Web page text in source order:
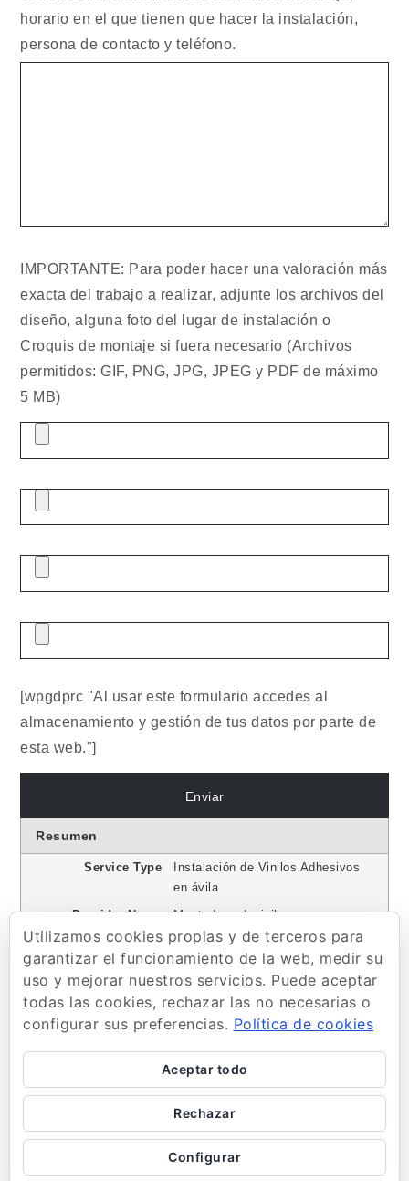
horario en el que tienen que hacer la instalación,
persona de contacto y teléfono.
IMPORTANTE: Para poder hacer una valoración más
exacta del trabajo a realizar, adjunte los archivos del
diseño, alguna foto del lugar de instalación o
Croquis de montaje si fuera necesario (Archivos
permitidos: GIF, PNG, JPG, JPEG y PDF de máximo
5 MB)
[wpgdprc "Al usar este formulario accedes al
almacenamiento y gestión de tus datos por parte de
esta web."]
Resumen
Service Type
Instalación de Vinilos Adhesivos
en ávila
Provider Name
Montadoresdevinilo.com,
Telephone No.600796436
Area
Ávila
Descripción
Contamos con los mejores
instaladores de vinilo en Ávila
para cualquier tipo de trabajo
Copyright © 2020 | Montadoresdevinilo.com | Fabulist by
Shark Themes|Política de Privacidad
Utilizamos cookies propias y de terceros para
garantizar el funcionamiento de la web, medir su
uso y mejorar nuestros servicios. Puede aceptar
todas las cookies, rechazar las no necesarias o
configurar sus preferencias. Política de cookies
Aceptar todo
Rechazar
Configurar